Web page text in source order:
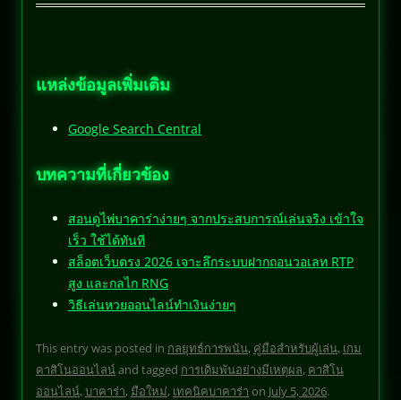
แหล่งข้อมูลเพิ่มเติม
Google Search Central
บทความที่เกี่ยวข้อง
สอนดูไพ่บาคาร่าง่ายๆ จากประสบการณ์เล่นจริง เข้าใจ
เร็ว ใช้ได้ทันที
สล็อตเว็บตรง 2026 เจาะลึกระบบฝากถอนวอเลท RTP
สูง และกลไก RNG
วิธีเล่นหวยออนไลน์ทำเงินง่ายๆ
This entry was posted in กลยุทธ์การพนัน, คู่มือสำหรับผู้เล่น, เกม
คาสิโนออนไลน์and tagged การเดิมพันอย่างมีเหตุผล, คาสิโน
ออนไลน์,บาคาร่า, มือใหม่, เทคนิคบาคาร่า on July 5, 2026.